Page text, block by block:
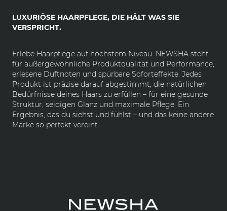
LUXURIÖSE HAARPFLEGE, DIE HÄLT WAS SIE
VERSPRICHT.
Erlebe Haarpflege auf höchstem Niveau: NEWSHA steht
für außergewöhnliche Produktqualität und Performance,
erlesene Duftnoten und spürbare Soforteffekte. Jedes
Produkt ist präzise darauf abgestimmt, die natürlichen
Bedürfnisse deines Haars zu erfüllen – für eine gesunde
Struktur, seidigen Glanz und maximale Pflege. Ein
Ergebnis, das du siehst und fühlst – und das keine andere
Marke so perfekt vereint.